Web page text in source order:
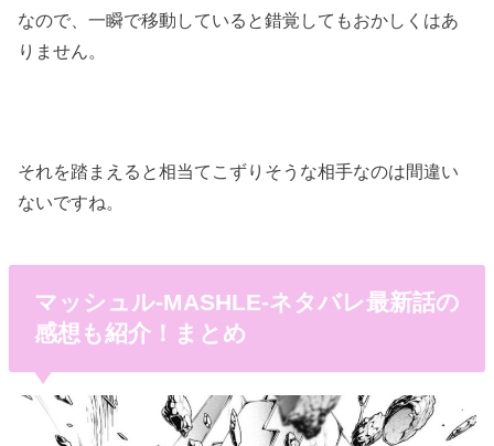
なので、一瞬で移動していると錯覚してもおかしくはあ
りません。
それを踏まえると相当てこずりそうな相手なのは間違い
ないですね。
マッシュル-MASHLE-ネタバレ最新話の
感想も紹介！まとめ